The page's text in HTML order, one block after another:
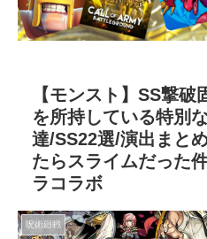
【モンスト】SS撃
を所持している特別
達/SS22選/演出まと
たらスライムだった
ラコラボ
呪術廻戦